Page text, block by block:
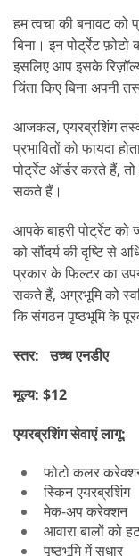
हम त्वचा की बनावट को
बिना। इन पोर्ट्रेट
इसलिए आप इसके
चिंता किए बिना अपनी
आजकल, एयरब्रशिंग
प्रभावितों को फायदा
पोर्ट्रेट ऑर्डर करते हैं,
सकते हैं।
आपके बाहरी पोर्ट्रेट
को सौंदर्य की दृष्टि से
प्रकार के फिल्टर का
सकते हैं, अग्रभूमि को
कि संगठन पृष्ठभूमि के
स्तर: उच्च एनडीए
मूल्य: $12
एयरब्रशिंग सेवाएं लागू:
फोटो कलर
स्किन एयरब्रशिंग
मेक-अप करेक्शन
आवारा बालों को
पृष्ठभूमि में सुधार